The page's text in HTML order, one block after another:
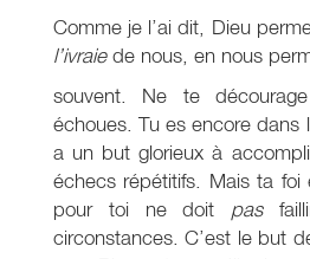
Comme je l’ai dit, Dieu
l’ivraiede nous, en nous
souvent. Ne te
échoues. Tu es encore dans
a un but glorieux à
échecs répétitifs. Mais ta foi
pour toi ne doit pas
circonstances. C’est le but